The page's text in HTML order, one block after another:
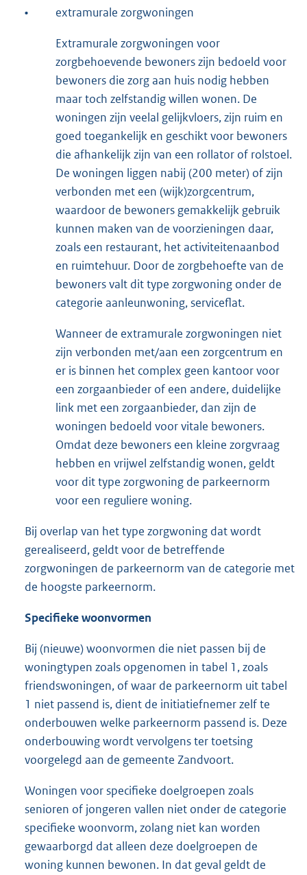
• extramurale zorgwoningen
Extramurale zorgwoningen voor
zorgbehoevende bewoners zijn bedoeld voor
bewoners die zorg aan huis nodig hebben
maar toch zelfstandig willen wonen. De
woningen zijn veelal gelijkvloers, zijn ruim en
goed toegankelijk en geschikt voor bewoners
die afhankelijk zijn van een rollator of rolstoel.
De woningen liggen nabij (200 meter) of zijn
verbonden met een (wijk)zorgcentrum,
waardoor de bewoners gemakkelijk gebruik
kunnen maken van de voorzieningen daar,
zoals een restaurant, het activiteitenaanbod
en ruimtehuur. Door de zorgbehoefte van de
bewoners valt dit type zorgwoning onder de
categorie aanleunwoning, serviceflat.
Wanneer de extramurale zorgwoningen niet
zijn verbonden met/aan een zorgcentrum en
er is binnen het complex geen kantoor voor
een zorgaanbieder of een andere, duidelijke
link met een zorgaanbieder, dan zijn de
woningen bedoeld voor vitale bewoners.
Omdat deze bewoners een kleine zorgvraag
hebben en vrijwel zelfstandig wonen, geldt
voor dit type zorgwoning de parkeernorm
voor een reguliere woning.
Bij overlap van het type zorgwoning dat wordt
gerealiseerd, geldt voor de betreffende
zorgwoningen de parkeernorm van de categorie met
de hoogste parkeernorm.
Specifieke woonvormen
Bij (nieuwe) woonvormen die niet passen bij de
woningtypen zoals opgenomen in tabel 1, zoals
friendswoningen, of waar de parkeernorm uit tabel
1 niet passend is, dient de initiatiefnemer zelf te
onderbouwen welke parkeernorm passend is. Deze
onderbouwing wordt vervolgens ter toetsing
voorgelegd aan de gemeente Zandvoort.
Woningen voor specifieke doelgroepen zoals
senioren of jongeren vallen niet onder de categorie
specifieke woonvorm, zolang niet kan worden
gewaarborgd dat alleen deze doelgroepen de
woning kunnen bewonen. In dat geval geldt de